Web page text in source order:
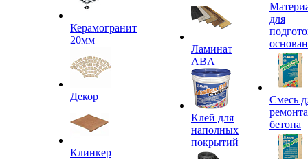
Керамогранит
20мм
Декор
Клинкер
Ламинат
ABA
Клей для
наполных
покрытий
для
Смесь
ремонта
бетона